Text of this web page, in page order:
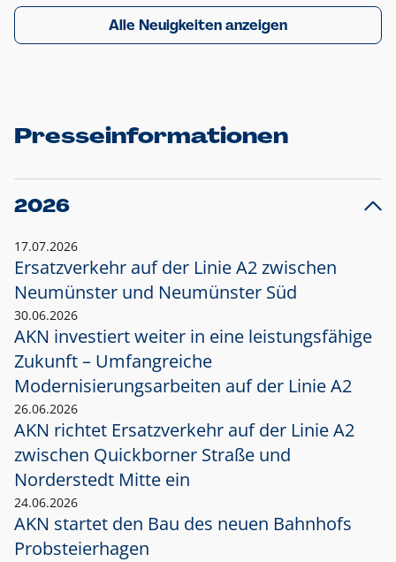
Alle Neuigkeiten anzeigen
Presseinformationen
2026
17.07.2026
Ersatzverkehr auf der Linie A2 zwischen
Neumünster und Neumünster Süd
30.06.2026
AKN investiert weiter in eine leistungsfähige
Zukunft – Umfangreiche
Modernisierungsarbeiten auf der Linie A2
26.06.2026
AKN richtet Ersatzverkehr auf der Linie A2
zwischen Quickborner Straße und
Norderstedt Mitte ein
24.06.2026
AKN startet den Bau des neuen Bahnhofs
Probsteierhagen